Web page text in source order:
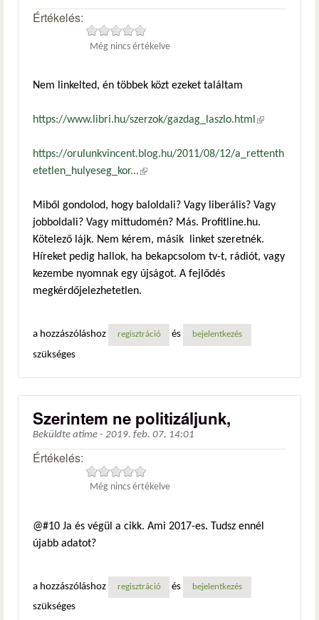
Értékelés:
Még nincs értékelve
Nem linkelted, én többek közt ezeket találtam
https://www.libri.hu/szerzok/gazdag_laszlo.html (külső
https://orulunkvincent.blog.hu/2011/08/12/a_rettenth
etetlen_hulyeseg_kor...(külső hivatkozás)
Miből gondolod, hogy baloldali? Vagy liberális? Vagy
jobboldali? Vagy mittudomén? Más. Profitline.hu.
Kötelező lájk. Nem kérem, másik linket szeretnék.
Híreket pedig hallok, ha bekapcsolom tv-t, rádiót, vagy
kezembe nyomnak egy újságot. A fejlődés
megkérdőjelezhetetlen.
a hozzászóláshoz regisztráció és bejelentkezés
szükséges
Szerintem ne politizáljunk,
Beküldte atime - 2019. feb. 07. 14:01
Értékelés:
Még nincs értékelve
@#10 Ja és végül a cikk. Ami 2017-es. Tudsz ennél
újabb adatot?
a hozzászóláshoz regisztráció és bejelentkezés
szükséges